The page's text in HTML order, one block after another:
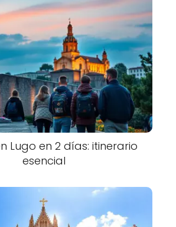
Lugo en 2 días: itinerario
esencial